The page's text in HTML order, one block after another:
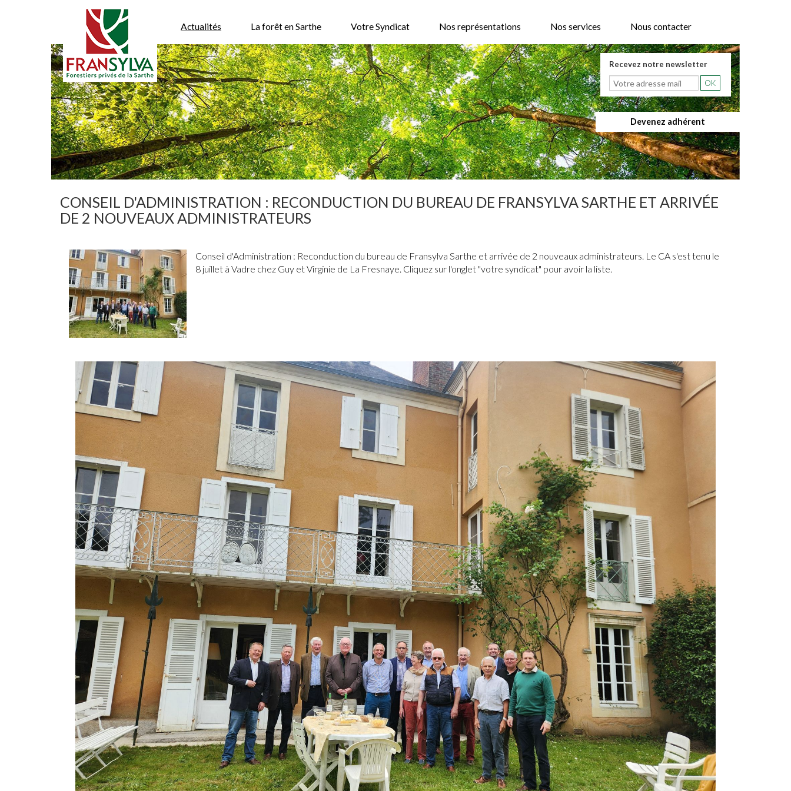
Actualités La forêt en Sarthe Votre Syndicat Nos représentations Nos services Nous contacter
Recevez notre newsletter
Devenez adhérent
CONSEIL D'ADMINISTRATION : RECONDUCTION DU BUREAU DE FRANSYLVA SARTHE ET ARRIVÉE
DE 2 NOUVEAUX ADMINISTRATEURS
Conseil d'Administration : Reconduction du bureau de Fransylva Sarthe et arrivée de 2 nouveaux administrateurs. Le CA s'est tenu le
8 juillet à Vadre chez Guy et Virginie de La Fresnaye. Cliquez sur l'onglet "votre syndicat" pour avoir la liste.